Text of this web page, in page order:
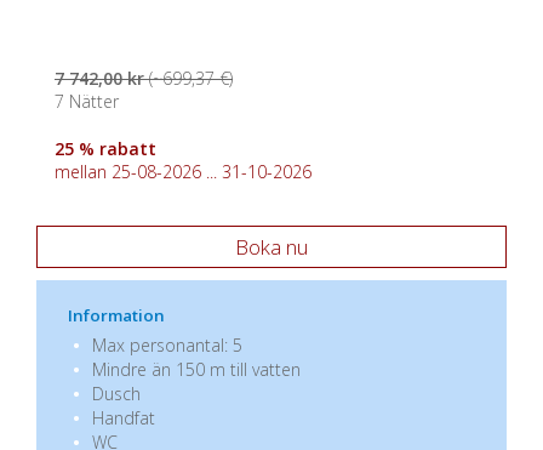
7 742,00 kr(~699,37 €)
7 Nätter
25 % rabatt
mellan 25-08-2026 ... 31-10-2026
Boka nu
Information
Max personantal: 5
Mindre än 150 m till vatten
Dusch
Handfat
WC